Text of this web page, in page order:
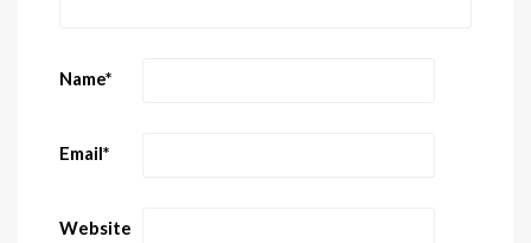
Name*
Email*
Website